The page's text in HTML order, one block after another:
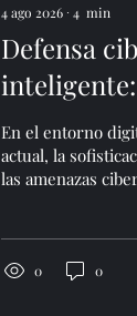
4 ago 2026 ∙ 4 min
Defensa
crucial de
En el entorno
actual, la
las amenazas
inteligente se ha
0 0